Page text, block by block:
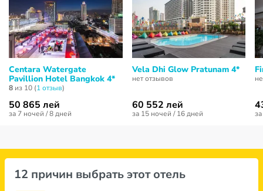
Centara Watergate
Pavillion Hotel Bangkok 4*
8 из 10 (1 отзыв)
50 865 лей
за 7 ночей / 8 дней
Vela Dhi Glow Pratunam 4*
нет отзывов
60 552 лей
за 15 ночей / 16 дней
12 причин выбрать этот отель